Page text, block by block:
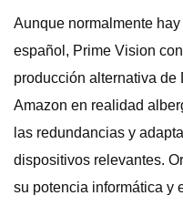
Aunque normalmente
español, Prime Vision
producción alternativa de
Amazon en realidad
las redundancias y
dispositivos relevantes.
su potencia informática y